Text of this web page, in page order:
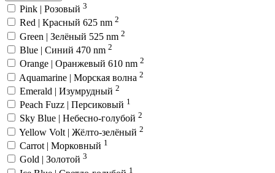
Pink | Розовый 3
Red | Красный 625 nm 2
Green | Зелёный 525 nm 2
Blue | Синий 470 nm 2
Orange | Оранжевый 610 nm 2
Aquamarine | Морская волна 2
Emerald | Изумрудный 2
Peach Fuzz | Персиковый 1
Sky Blue | Небесно-голубой 2
Yellow Volt | Жёлто-зелёный 2
Carrot | Морковный 1
Gold | Золотой 3
1